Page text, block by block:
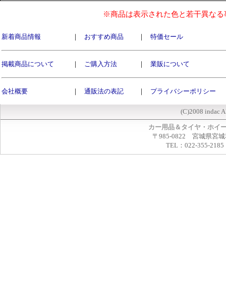
※商品は表示された色と若干異な
新着商品情報 ｜ おすすめ商品 ｜ 特価セール
掲載商品について ｜ ご購入方法 ｜ 業販について
会社概要 ｜ 通販法の表記 ｜ プライバシーポリシー
(C)2008 indac
カー用品＆タイヤ・ホイ
〒985-0822 宮城県宮城
TEL：022-355-